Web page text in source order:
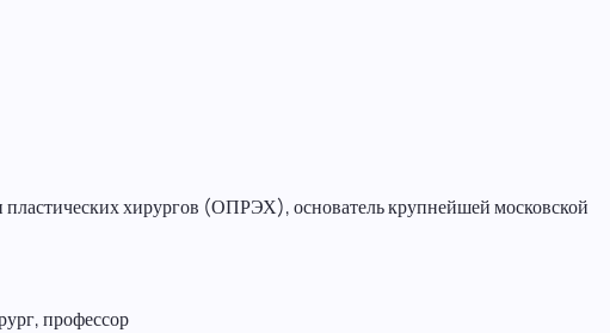
хирургов (ОПРЭХ), основатель крупнейшей московской
профессор